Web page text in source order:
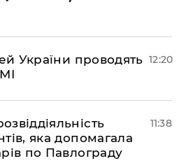
України проводять 12:20
яка допомагала
по Павлограду
11:38